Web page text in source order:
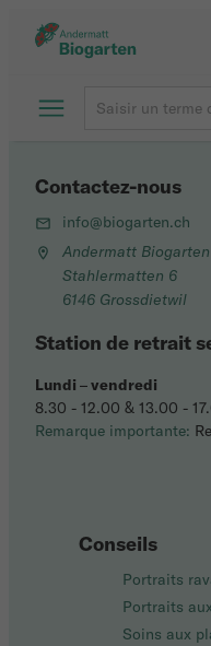
Conseils
Portraits
Portraits
Soins aux
Contactez-nous
info@biogarten.ch
Andermatt Biogarten
Stahlermatten 6
6146 Grossdietwil
Station de retrait
Lundi –vendredi
8.30 - 12.00 & 13.00 -
Remarque importante: